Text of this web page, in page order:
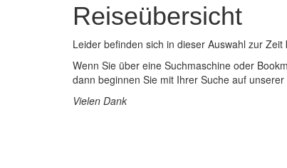
Reiseübersicht
Leider befinden sich in dieser Auswahl zur Zeit
Wenn Sie über eine Suchmaschine oder
dann beginnen Sie mit Ihrer Suche auf unserer
Vielen Dank